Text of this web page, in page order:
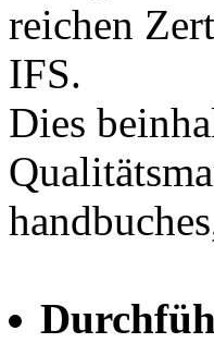
reichen
IFS.
Dies